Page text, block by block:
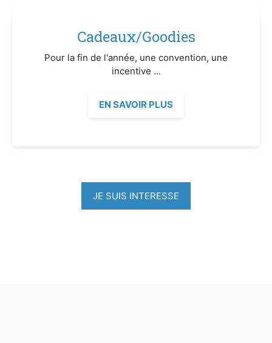
Cadeaux/Goodies
Pour la fin de l'année, une convention, une
incentive ...
EN SAVOIR PLUS
JE SUIS INTERESSE